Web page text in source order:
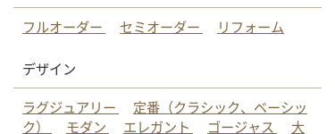
フルオーダー
セミオーダー リフォーム
デザイン
ラグジュアリー
定番（クラシック、ベーシッ
ク）
モダン エレガント ゴージャス
大